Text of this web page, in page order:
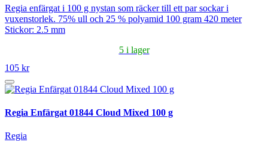
Regia enfärgat i 100 g nystan som räcker till ett par sockar i
vuxenstorlek. 75% ull och 25 % polyamid 100 gram 420 meter
Stickor: 2.5 mm
5 i lager
105 kr
Regia Enfärgat 01844 Cloud Mixed 100 g
Regia